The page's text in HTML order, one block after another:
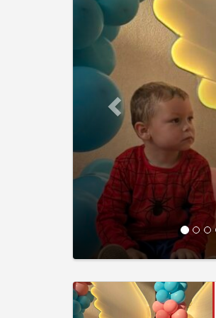
У Новом Горажду
„Конференција беба